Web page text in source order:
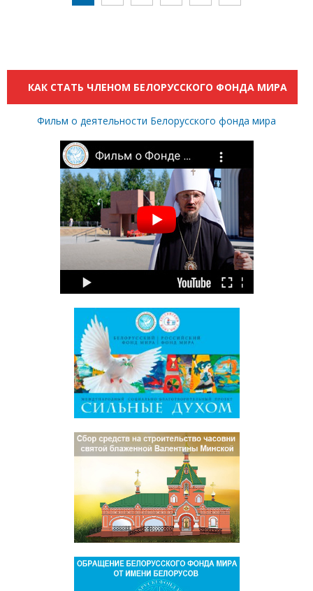
КАК СТАТЬ ЧЛЕНОМ БЕЛОРУССКОГО ФОНДА МИРА
Фильм о деятельности Белорусского фонда мира